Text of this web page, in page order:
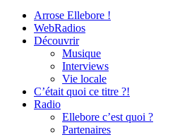
Arrose Ellebore !
WebRadios
Découvrir
Musique
Interviews
Vie locale
C’était quoi ce titre ?!
Radio
Ellebore c’est quoi ?
Partenaires